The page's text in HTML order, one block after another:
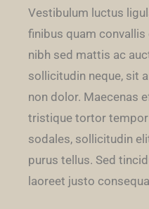
Vestibulum luctus
finibus quam convallis
nibh sed mattis ac
sollicitudin neque, sit
non dolor. Maecenas
tristique tortor tempor
sodales, sollicitudin
purus tellus. Sed
laoreet justo